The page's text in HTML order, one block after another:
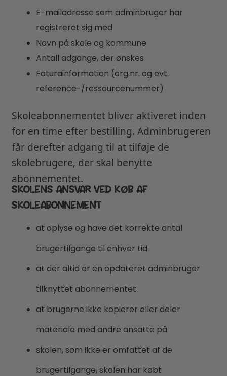
E-mailadresse som adminbruger har
registreret sig med
Navn på skole og kommune
Antall adgange, der ønskes
Faturainformation (org.nr. og evt.
reference-/ressourcenummer)
Skoleabonnementet bliver aktiveret inden
for en time efter bestilling. Adminbrugeren
får derefter adgang til at tilføje de
skolebrugere, der skal benytte
abonnementet.
SKOLENS ANSVAR VED KØB AF
SKOLEABONNEMENT
at oplyse og have det korrekte antal
brugertilgange til enhver tid
at der altid er en opdateret adminbruger
tilknyttet abonnementet
at brugerne ikke kopierer eller deler
materiale med andre ansatte på
skolen, som ikke er omfattet af de
brugertilgange, skolen har købt